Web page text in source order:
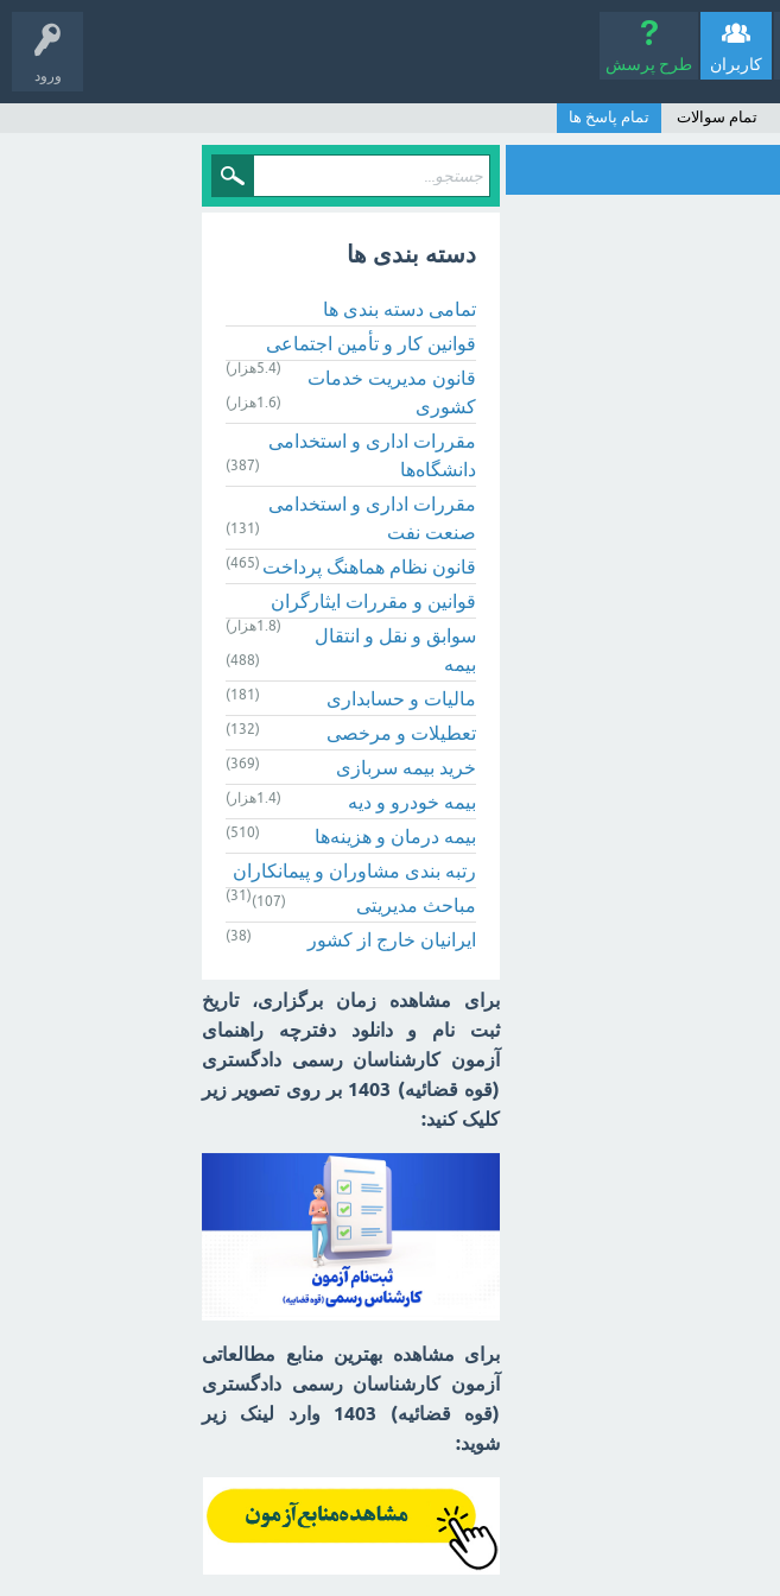
ورود
کاربران طرح پرسش
تمام سوالات تمام پاسخ ها
دسته بندی ها
تمامی دسته بندی ها
قوانین کار و تأمین اجتماعی
(5.4هزار)
قانون مدیریت خدمات
کشوری
(1.6هزار)
مقررات اداری و استخدامی
دانشگاه‌ها
(387)
مقررات اداری و استخدامی
صنعت نفت
(131)
قانون نظام هماهنگ پرداخت (465)
قوانین و مقررات ایثارگران
(1.8هزار)
سوابق و نقل و انتقال
بیمه‌
(488)
مالیات و حسابداری (181)
تعطیلات و مرخصی (132)
خرید بیمه سربازی (369)
بیمه خودرو و دیه (1.4هزار)
بیمه درمان و هزینه‌ها (510)
رتبه بندی مشاوران و پیمانکاران
(31) مباحث مدیریتی (107)
ایرانیان خارج از کشور (38)
برای مشاهده زمان برگزاری، تاریخ
ثبت نام و دانلود دفترچه راهنمای
آزمون کارشناسان رسمی دادگستری
(قوه قضائیه) 1403 بر روی تصویر زیر
کلیک کنید:
برای مشاهده بهترین منابع مطالعاتی
آزمون کارشناسان رسمی دادگستری
(قوه قضائیه) 1403 وارد لینک زیر
شوید: